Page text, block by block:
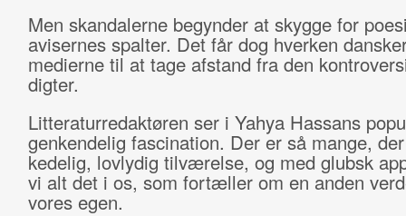
Men skandalerne begynder at skygge for
avisernes spalter. Det får dog hverken
medierne til at tage afstand fra den
digter.
Litteraturredaktøren ser i Yahya Hassans
genkendelig fascination. Der er så mange,
kedelig, lovlydig tilværelse, og med glubsk
vi alt det i os, som fortæller om en anden
vores egen.